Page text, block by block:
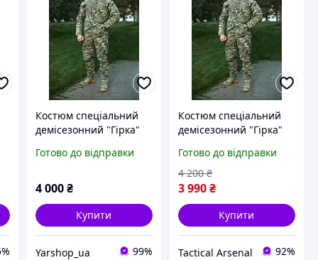
Костюм спеціальний
демісезонний "Гірка"
Готово до відправки
4 000 ₴
Купити
Yarshop_ua 99%
Костюм спеціальний
демісезонний "Гірка"
Готово до відправки
3 990₴
4 200 ₴
Купити
Tactical Arsenal 92%